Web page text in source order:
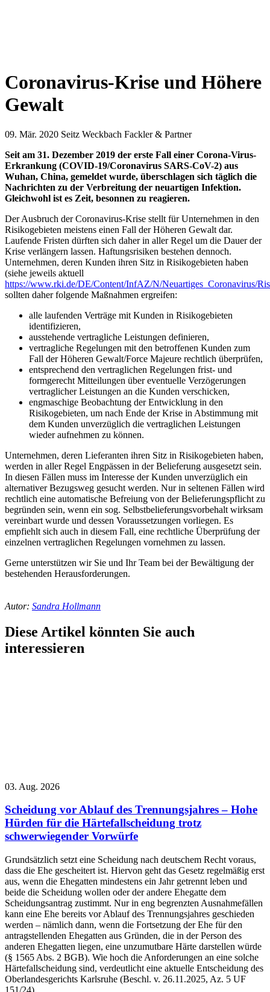
Coronavirus-Krise und Höhere
Gewalt
09. Mär. 2020 Seitz Weckbach Fackler & Partner
Seit am 31. Dezember 2019 der erste Fall einer Corona-Virus-
Erkrankung (COVID-19/Coronavirus SARS-CoV-2) aus
Wuhan, China, gemeldet wurde, überschlagen sich täglich die
Nachrichten zu der Verbreitung der neuartigen Infektion.
Gleichwohl ist es Zeit, besonnen zu reagieren.
Der Ausbruch der Coronavirus-Krise stellt für Unternehmen in den
Risikogebieten meistens einen Fall der Höheren Gewalt dar.
Laufende Fristen dürften sich daher in aller Regel um die Dauer der
Krise verlängern lassen. Haftungsrisiken bestehen dennoch.
Unternehmen, deren Kunden ihren Sitz in Risikogebieten haben
(siehe jeweils aktuell
https://www.rki.de/DE/Content/InfAZ/N/Neuartiges_Coronavirus/
sollten daher folgende Maßnahmen ergreifen:
alle laufenden Verträge mit Kunden in Risikogebieten
identifizieren,
ausstehende vertragliche Leistungen definieren,
vertragliche Regelungen mit den betroffenen Kunden zum
Fall der Höheren Gewalt/Force Majeure rechtlich überprüfen,
entsprechend den vertraglichen Regelungen frist- und
formgerecht Mitteilungen über eventuelle Verzögerungen
vertraglicher Leistungen an die Kunden verschicken,
engmaschige Beobachtung der Entwicklung in den
Risikogebieten, um nach Ende der Krise in Abstimmung mit
dem Kunden unverzüglich die vertraglichen Leistungen
wieder aufnehmen zu können.
Unternehmen, deren Lieferanten ihren Sitz in Risikogebieten haben,
werden in aller Regel Engpässen in der Belieferung ausgesetzt sein.
In diesen Fällen muss im Interesse der Kunden unverzüglich ein
alternativer Bezugsweg gesucht werden. Nur in seltenen Fällen wird
rechtlich eine automatische Befreiung von der Belieferungspflicht zu
begründen sein, wenn ein sog. Selbstbelieferungsvorbehalt wirksam
vereinbart wurde und dessen Voraussetzungen vorliegen. Es
empfiehlt sich auch in diesem Fall, eine rechtliche Überprüfung der
einzelnen vertraglichen Regelungen vornehmen zu lassen.
Gerne unterstützen wir Sie und Ihr Team bei der Bewältigung der
bestehenden Herausforderungen.
Autor: Sandra Hollmann
Diese Artikel könnten Sie auch
interessieren
03. Aug. 2026
Scheidung vor Ablauf des Trennungsjahres – Hohe
Hürden für die Härtefallscheidung trotz
schwerwiegender Vorwürfe
Grundsätzlich setzt eine Scheidung nach deutschem Recht voraus,
dass die Ehe gescheitert ist. Hiervon geht das Gesetz regelmäßig erst
aus, wenn die Ehegatten mindestens ein Jahr getrennt leben und
beide die Scheidung wollen oder der andere Ehegatte dem
Scheidungsantrag zustimmt. Nur in eng begrenzten Ausnahmefällen
kann eine Ehe bereits vor Ablauf des Trennungsjahres geschieden
werden – nämlich dann, wenn die Fortsetzung der Ehe für den
antragstellenden Ehegatten aus Gründen, die in der Person des
anderen Ehegatten liegen, eine unzumutbare Härte darstellen würde
(§ 1565 Abs. 2 BGB). Wie hoch die Anforderungen an eine solche
Härtefallscheidung sind, verdeutlicht eine aktuelle Entscheidung des
Oberlandesgerichts Karlsruhe (Beschl. v. 26.11.2025, Az. 5 UF